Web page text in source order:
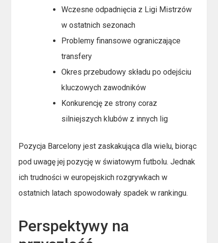
Wczesne odpadnięcia z Ligi Mistrzów
w ostatnich sezonach
Problemy finansowe ograniczające
transfery
Okres przebudowy składu po odejściu
kluczowych zawodników
Konkurencję ze strony coraz
silniejszych klubów z innych lig
Pozycja Barcelony jest zaskakująca dla wielu, biorąc
pod uwagę jej pozycję w światowym futbolu. Jednak
ich trudności w europejskich rozgrywkach w
ostatnich latach spowodowały spadek w rankingu.
Perspektywy na